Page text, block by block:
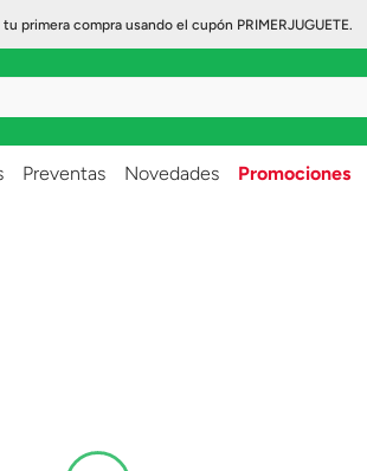
primera compra usando el cupón PRIMERJUGUETE.
Preventas Novedades Promociones